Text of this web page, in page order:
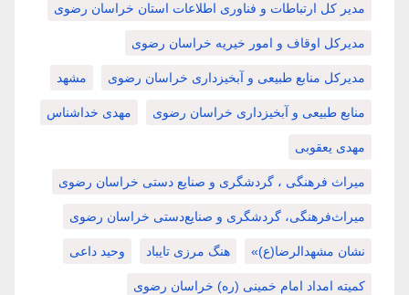
مدیر کل ارتباطات و فناوری اطلاعات استان خراسان رضوی
مدیرکل اوقاف و امور خیریه خراسان رضوی
مدیرکل منابع طبیعی و آبخیزداری خراسان رضوی مشهد
منابع طبیعی و آبخیزداری خراسان رضوی مهدی خداشناس
مهدی یعقوبی
میراث فرهنگی ، گردشگری و صنایع دستی خراسان رضوی
میراث‌فرهنگی، گردشگری و صنایع‌دستی خراسان رضوی
نشان مشهدالرضا(ع)» هنگ مرزی تایباد وحید داعی
کمیته امداد امام خمینی (ره) خراسان رضوی